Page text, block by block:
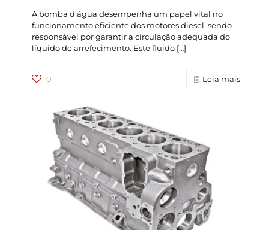
A bomba d’água desempenha um papel vital no
funcionamento eficiente dos motores diesel, sendo
responsável por garantir a circulação adequada do
líquido de arrefecimento. Este fluido […]
0 Leia mais